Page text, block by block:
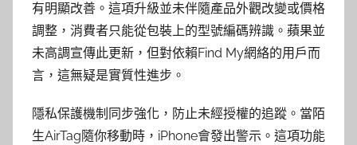
有明顯改善。這項升級並未伴隨產品外觀改變或價格
調整，消費者只能從包裝上的型號編碼辨識。蘋果並
未高調宣傳此更新，但對依賴Find My網絡的用戶而
言，這無疑是實質性進步。
隱私保護機制同步強化，防止未經授權的追蹤。當陌
生AirTag隨你移動時，iPhone會發出警示。這項功能